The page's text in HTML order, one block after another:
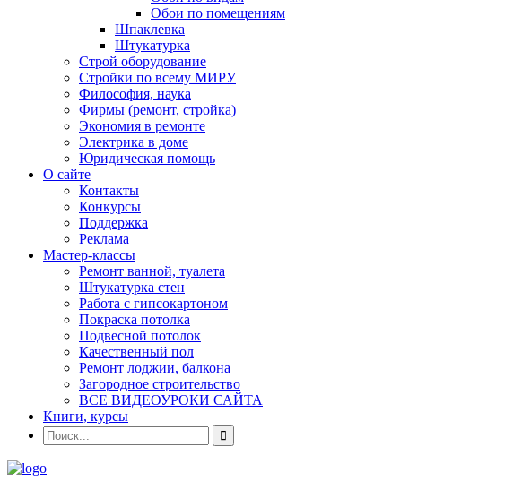
Обои по помещениям
Шпаклевка
Штукатурка
Строй оборудование
Стройки по всему МИРУ
Философия, наука
Фирмы (ремонт, стройка)
Экономия в ремонте
Электрика в доме
Юридическая помощь
О сайте
Контакты
Конкурсы
Поддержка
Реклама
Мастер-классы
Ремонт ванной, туалета
Штукатурка стен
Работа с гипсокартоном
Покраска потолка
Подвесной потолок
Качественный пол
Ремонт лоджии, балкона
Загородное строительство
ВСЕ ВИДЕОУРОКИ САЙТА
Книги, курсы